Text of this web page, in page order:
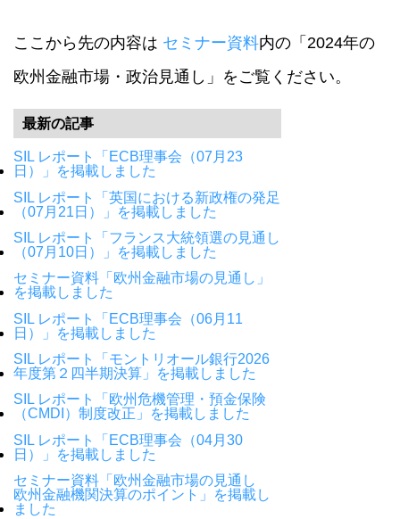
ここから先の内容は セミナー資料内の「2024年の
欧州金融市場・政治見通し」をご覧ください。
最新の記事
SIL レポート「ECB理事会（07月23
日）」を掲載しました
SIL レポート「英国における新政権の発足
（07月21日）」を掲載しました
SIL レポート「フランス大統領選の見通し
（07月10日）」を掲載しました
セミナー資料「欧州金融市場の見通し」
を掲載しました
SIL レポート「ECB理事会（06月11
日）」を掲載しました
SIL レポート「モントリオール銀行2026
年度第２四半期決算」を掲載しました
SIL レポート「欧州危機管理・預金保険
（CMDI）制度改正」を掲載しました
SIL レポート「ECB理事会（04月30
日）」を掲載しました
セミナー資料「欧州金融市場の見通し
欧州金融機関決算のポイント」を掲載し
ました